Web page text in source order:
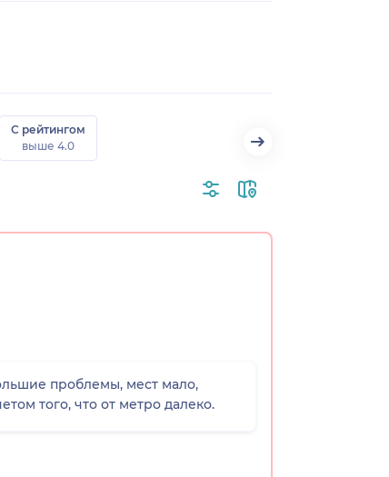
С рейтингом
выше 4.0
проблемы, мест мало,
того, что от метро далеко.